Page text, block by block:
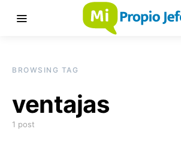
BROWSING TAG
ventajas
1 post